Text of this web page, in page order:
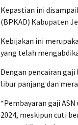
Kepastian ini
(BPKAD) Kabupaten
Kebijakan ini
yang telah
Dengan pencairan
libur panjang dan
“Pembayaran gaji
2024, meskipun cuti